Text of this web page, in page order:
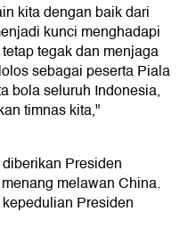
kita dengan baik dari
kunci menghadapi
tegak dan menjaga
sebagai peserta Piala
bola seluruh Indonesia,
timnas kita,"
Presiden
melawan China.
Presiden